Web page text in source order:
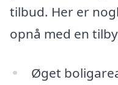
tilbud. Her er
opnå med en
Øget